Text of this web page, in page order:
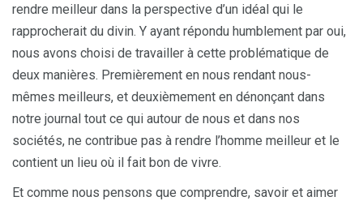
rendre meilleur dans la perspective d’un idéal qui le
rapprocherait du divin. Y ayant répondu humblement par oui,
nous avons choisi de travailler à cette problématique de
deux manières. Premièrement en nous rendant nous-
mêmes meilleurs, et deuxièmement en dénonçant dans
notre journal tout ce qui autour de nous et dans nos
sociétés, ne contribue pas à rendre l’homme meilleur et le
contient un lieu où il fait bon de vivre.
Et comme nous pensons que comprendre, savoir et aimer